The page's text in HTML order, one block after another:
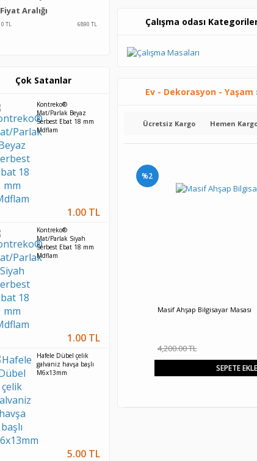
Fiyat Aralığı
0 TL 6890 TL
Çok Satanlar
Kontreko®
Mat/Parlak Beyaz
Serbest Ebat 18 mm
Mdflam
1.00 TL
Kontreko®
Mat/Parlak Siyah
Serbest Ebat 18 mm
Mdflam
1.00 TL
Hafele Dübel çelik
galvaniz havşa başlı
M6x13mm
5.00 TL
Çalışma odası
Ev - Dekorasyon - Yaşam
Ücretsiz Kargo Hemen
%2
Masif Ahşap Bilgisayar Masası
4,200.00 TL
SEPETE EKLE